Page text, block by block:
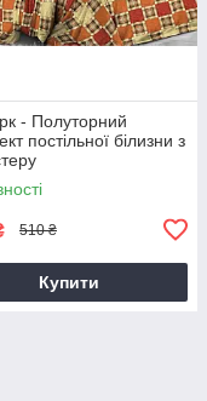
- Полуторний
постільної білизни з
510 ₴
Купити